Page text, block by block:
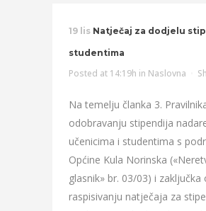
19 lis Natječaj za dodjelu
studentima
Posted at 14:19h in Naslovna
Na temelju članka 3.
odobravanju stipendija
učenicima i studentima s
Općine Kula Norinska
glasnik» br. 03/03) i zaključka
raspisivanju natječaja za